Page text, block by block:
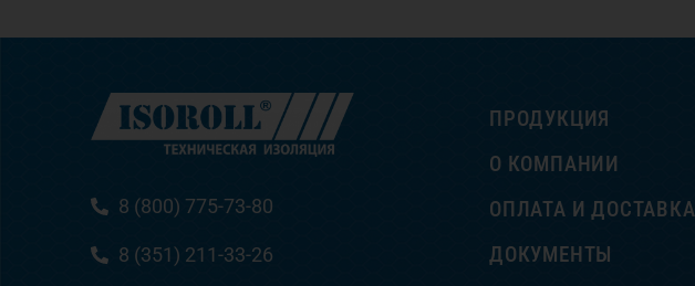
8 (800) 775-73-80
8 (351) 211-33-26
ПРОДУКЦИЯ
О КОМПАНИИ
ОПЛАТА И ДОСТАВКА
ДОКУМЕНТЫ